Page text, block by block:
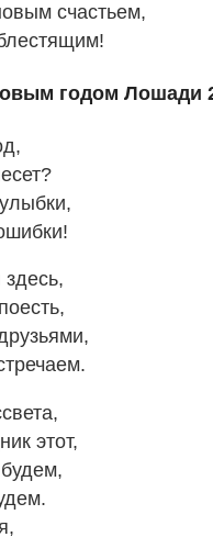
счастьем,
годом Лошади
этот,